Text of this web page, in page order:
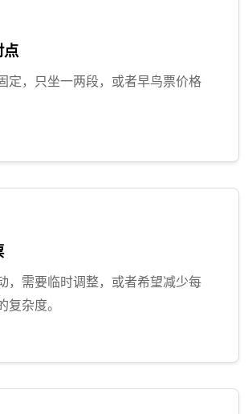
点
定，只坐一两段，或者早鸟票价格
，需要临时调整，或者希望减少每
复杂度。